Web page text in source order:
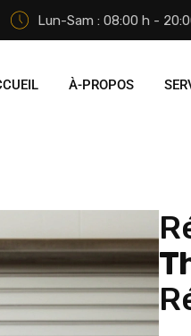
Lun-Sam : 08:00 h -
À-PROPOS